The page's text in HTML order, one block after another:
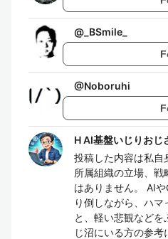
@ _BSmile_
@Noboruhi
H AI基盤いじりおじ
投稿した内容は私自
所属組織の立場、
はありません。 AI
り倒しながら、ハマ
と、軽い悲観など
じ沼にいる方の参考